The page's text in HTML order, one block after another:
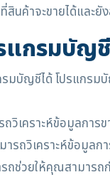
นค้าจะขายได้และยั
แกรมบัญ
มบัญชีได้ โปรแกร
วิเคราะห์ข้อมูลกา
รถวิเคราะห์ข้อมูล
ช่วยให้คุณสามารถ